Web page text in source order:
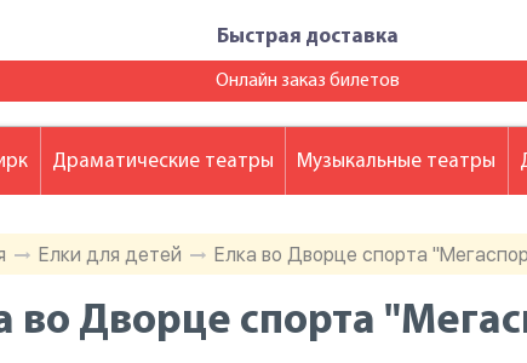
Быстрая доставка
Онлайн заказ билетов
Елки для детей Елка во Дворце спорта
во Дворце спорта
Драматические театры Музыкальные театры